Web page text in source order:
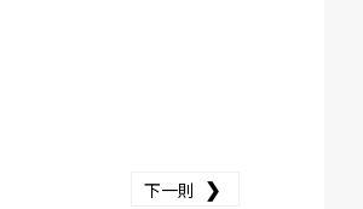
下一則 ❯